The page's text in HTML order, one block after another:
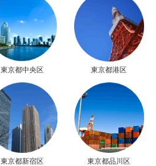
東京都中央区 東京都港区
東京都新宿区 東京都品川区